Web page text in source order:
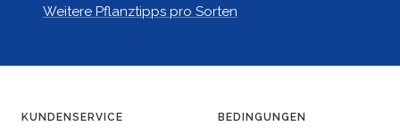
Weitere Pflanztipps pro Sorten
KUNDENSERVICE BEDINGUNGEN